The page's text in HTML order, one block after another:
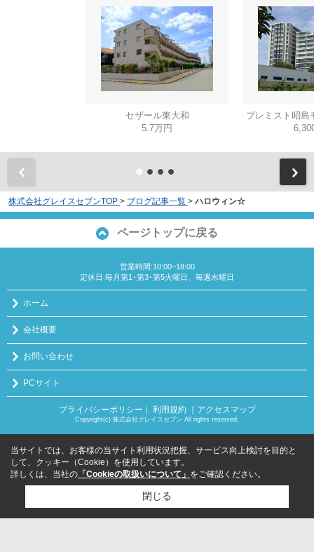
セザール東大和
5.7万円
プレミスト昭島
株式会社グレイスセブンTOP > ブログ記事一覧 > ハロウィン☆
ページトップに戻る
営業時間:10:00~18:00
定休日:毎月第1･第3･第5火曜日、毎週水曜日
ホーム
会社概要
お問い合わせ
PCサイト
プライバシーポリシー 利用規約 ｜アクセスマップ
Copyright(c) 株式会社グレイスセブン All rights reserved.
当サイトでは、お客様の当サイト利用状況把握、サービス向上検討を目的と
して、クッキー（Cookie）を使用しています。
詳しくは、当社の 「Cookieの取扱いについて」 をご確認ください。
閉じる